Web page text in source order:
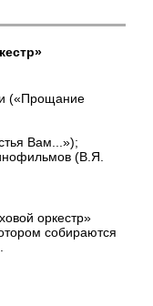
(«Прощание
Вам...»);
(В.Я.
оркестр»
собираются